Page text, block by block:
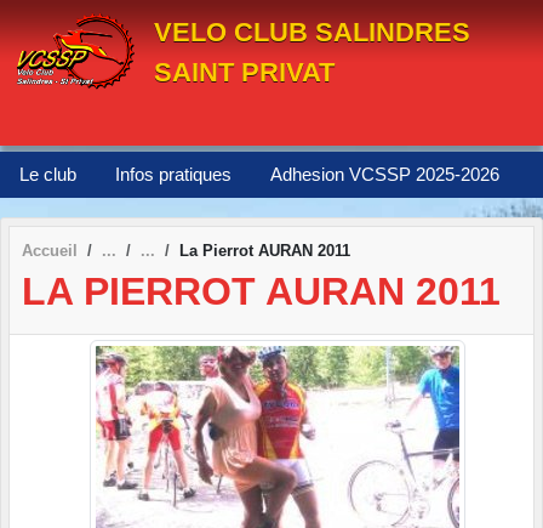
VELO CLUB SALINDRES
SAINT PRIVAT
Le club Infos pratiques Adhesion VCSSP 2025-2026
Accueil La Pierrot AURAN 2011
LA PIERROT AURAN 2011
Panneau de gestion des cookies